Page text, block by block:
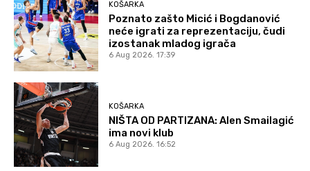
KOŠARKA
Poznato zašto Micić i Bogdanović
neće igrati za reprezentaciju, čudi
izostanak mladog igrača
6 Aug 2026. 17:39
KOŠARKA
NIŠTA OD PARTIZANA: Alen Smailagić
ima novi klub
6 Aug 2026. 16:52